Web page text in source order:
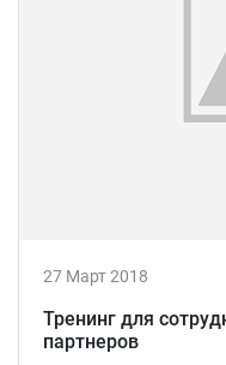
27 Март 2018
Тренинг для
партнеров